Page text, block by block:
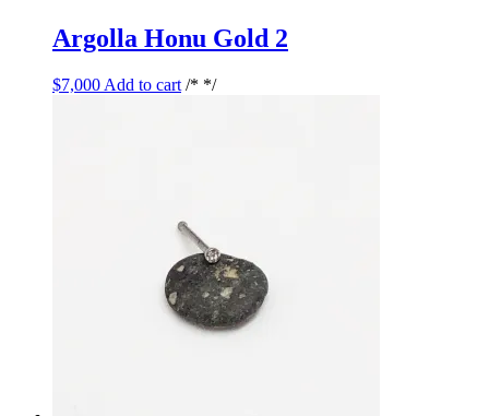
Argolla Honu Gold 2
$7,000 Add to cart /* */